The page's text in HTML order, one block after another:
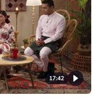
17:42